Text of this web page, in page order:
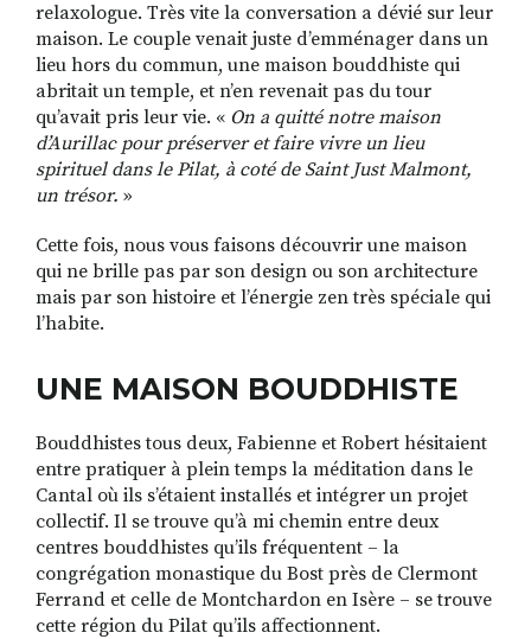
relaxologue. Très vite la conversation a dévié sur leur
maison. Le couple venait juste d’emménager dans un
lieu hors du commun, une maison bouddhiste qui
abritait un temple, et n’en revenait pas du tour
qu’avait pris leur vie. « On a quitté notre maison
d’Aurillac pour préserver et faire vivre un lieu
spirituel dans le Pilat, à coté de Saint Just Malmont,
un trésor. »
Cette fois, nous vous faisons découvrir une maison
qui ne brille pas par son design ou son architecture
mais par son histoire et l’énergie zen très spéciale qui
l’habite.
UNE MAISON BOUDDHISTE
Bouddhistes tous deux, Fabienne et Robert hésitaient
entre pratiquer à plein temps la méditation dans le
Cantal où ils s’étaient installés et intégrer un projet
collectif. Il se trouve qu’à mi chemin entre deux
centres bouddhistes qu’ils fréquentent – la
congrégation monastique du Bost près de Clermont
Ferrand et celle de Montchardon en Isère – se trouve
cette région du Pilat qu’ils affectionnent.